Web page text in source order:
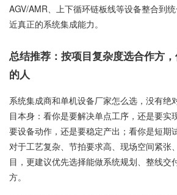
AGV/AMR、上下循环链板线等设备整合到
近真正的系统集成能力。
总结推荐：按项目复杂度选合作方
的人
系统集成商和单机设备厂家怎么选，没有绝
目本身：看你是要解决单点工序，还是要实
要设备动作，还是要稳定产出；看你是短期
对于工艺复杂、节拍要求高、现场空间紧张
目，更建议优先选择能做系统规划、整线交
方。